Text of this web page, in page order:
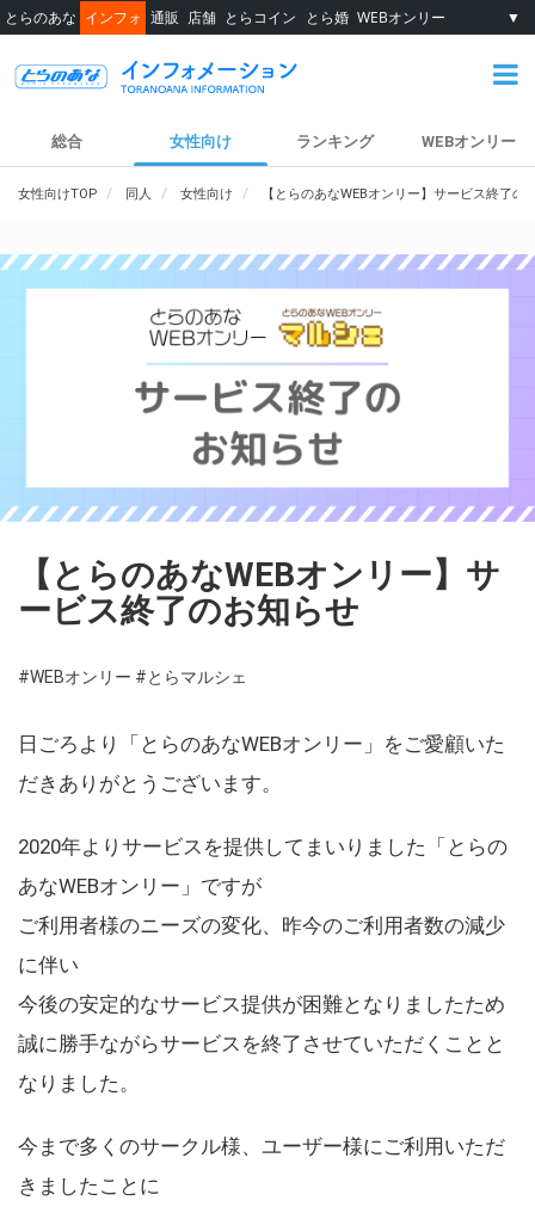
とらのあな インフォ 通販 店舗 とらコイン とら婚 WEBオンリー ▼
総合 女性向け ランキング WEBオンリー
女性向けTOP 同人 女性向け 【とらのあなWEBオンリー】サービス終了の
【とらのあなWEBオンリー】サ
ービス終了のお知らせ
#WEBオンリー #とらマルシェ
日ごろより「とらのあなWEBオンリー」をご愛顧いた
だきありがとうございます。
2020年よりサービスを提供してまいりました「とらの
あなWEBオンリー」ですが
ご利用者様のニーズの変化、昨今のご利用者数の減少
に伴い
今後の安定的なサービス提供が困難となりましたため
誠に勝手ながらサービスを終了させていただくことと
なりました。
今まで多くのサークル様、ユーザー様にご利用いただ
きましたことに